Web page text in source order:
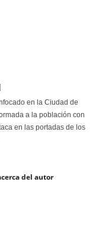
en la Ciudad de
a la población con
en las portadas de los
del autor